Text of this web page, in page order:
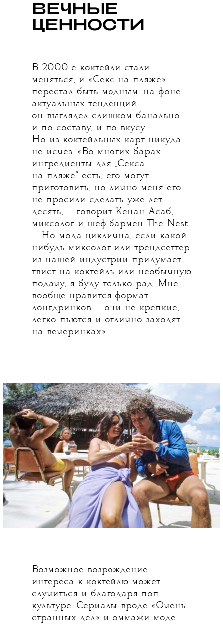
ВЕЧНЫЕ
ЦЕННОСТИ
В 2000-е коктейли стали
меняться, и «Секс на пляже»
перестал быть модным: на фоне
актуальных тенденций
он выглядел слишком банально
и по составу, и по вкусу.
Но из коктейльных карт никуда
не исчез. «Во многих барах
ингредиенты для „Секса
на пляже“ есть, его могут
приготовить, но лично меня его
не просили сделать уже лет
десять, — говорит Кенан Асаб,
миксолог и шеф-бармен The Nest.
— Но мода циклична, если какой-
нибудь миксолог или трендсеттер
из нашей индустрии придумает
твист на коктейль или необычную
подачу, я буду только рад. Мне
вообще нравится формат
лонгдринков — они не крепкие,
легко пьются и отлично заходят
на вечеринках».
Возможное возрождение
интереса к коктейлю может
случиться и благодаря поп-
культуре. Сериалы вроде «Очень
странных дел» и оммажи моде